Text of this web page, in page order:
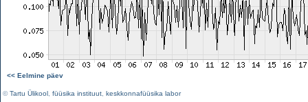
<< Eelmine päev
©Tartu Ülikool füüsika instituut keskkonnafüüsika labor